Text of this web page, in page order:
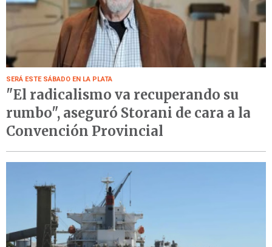
SERÁ ESTE SÁBADO EN LA PLATA
"El radicalismo va recuperando su
rumbo", aseguró Storani de cara a la
Convención Provincial